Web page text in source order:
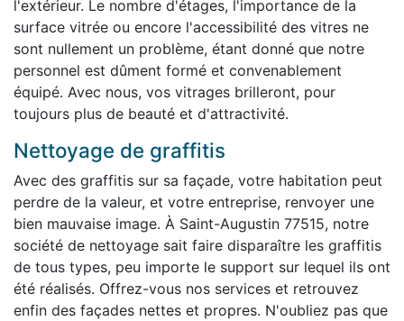
l'extérieur. Le nombre d'étages, l'importance de la
surface vitrée ou encore l'accessibilité des vitres ne
sont nullement un problème, étant donné que notre
personnel est dûment formé et convenablement
équipé. Avec nous, vos vitrages brilleront, pour
toujours plus de beauté et d'attractivité.
Nettoyage de graffitis
Avec des graffitis sur sa façade, votre habitation peut
perdre de la valeur, et votre entreprise, renvoyer une
bien mauvaise image. À Saint-Augustin 77515, notre
société de nettoyage sait faire disparaître les graffitis
de tous types, peu importe le support sur lequel ils ont
été réalisés. Offrez-vous nos services et retrouvez
enfin des façades nettes et propres. N'oubliez pas que